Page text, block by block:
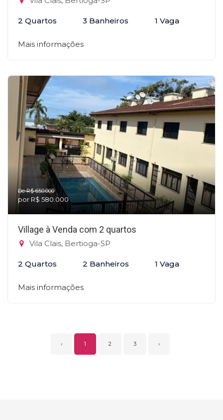
2 Quartos 3 Banheiros 1 Vaga
Mais informações
De R$ 650.000
por R$ 580.000
Village à Venda com 2 quartos
Vila Clais, Bertioga-SP
2 Quartos 2 Banheiros 1 Vaga
Mais informações
‹ 1 2 3 ›